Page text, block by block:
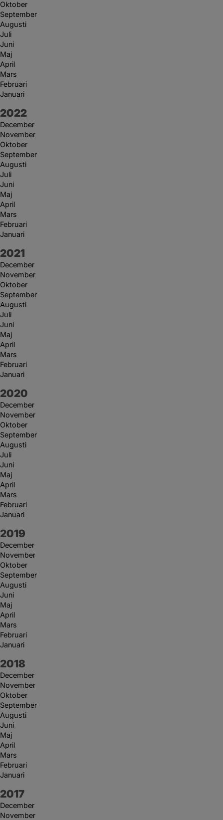
Oktober
September
Augusti
Juli
Juni
Maj
April
Mars
Februari
Januari
År:
2022
December
November
Oktober
September
Augusti
Juli
Juni
Maj
April
Mars
Februari
Januari
År:
2021
December
November
Oktober
September
Augusti
Juli
Juni
Maj
April
Mars
Februari
Januari
År:
2020
December
November
Oktober
September
Augusti
Juli
Juni
Maj
April
Mars
Februari
Januari
År:
2019
December
November
Oktober
September
Augusti
Juni
Maj
April
Mars
Februari
Januari
År:
2018
December
November
Oktober
September
Augusti
Juni
Maj
April
Mars
Februari
Januari
År:
2017
December
November